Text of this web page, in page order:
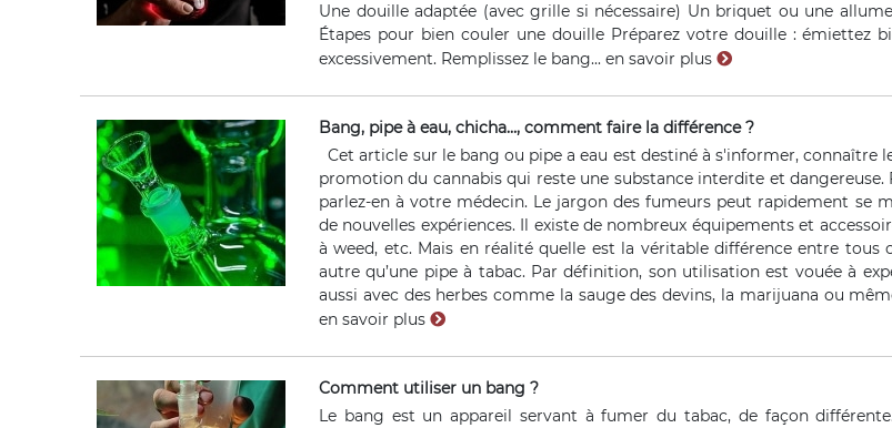
Une douille adaptée (avec grille si nécessaire) Un briquet ou une
Étapes pour bien couler une douille Préparez votre douille : émiettez
excessivement. Remplissez le bang... en savoir plus
Bang, pipe à eau, chicha…, comment faire la différence ?
Cet article sur le bang ou pipe a eau est destiné à s'informer,
promotion du cannabis qui reste une substance interdite et
parlez-en à votre médecin. Le jargon des fumeurs peut rapidement
de nouvelles expériences. Il existe de nombreux équipements et
à weed, etc. Mais en réalité quelle est la véritable différence entre
autre qu’une pipe à tabac. Par définition, son utilisation est vouée à
aussi avec des herbes comme la sauge des devins, la marijuana ou
en savoir plus
Comment utiliser un bang ?
Le bang est un appareil servant à fumer du tabac, de façon